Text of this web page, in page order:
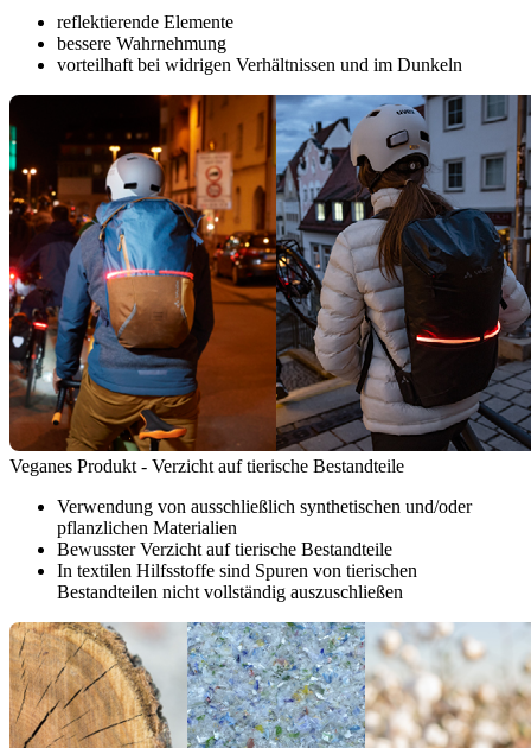
reflektierende Elemente
bessere Wahrnehmung
vorteilhaft bei widrigen Verhältnissen und im Dunkeln
Veganes Produkt - Verzicht auf tierische Bestandteile
Verwendung von ausschließlich synthetischen und/oder
pflanzlichen Materialien
Bewusster Verzicht auf tierische Bestandteile
In textilen Hilfsstoffe sind Spuren von tierischen
Bestandteilen nicht vollständig auszuschließen